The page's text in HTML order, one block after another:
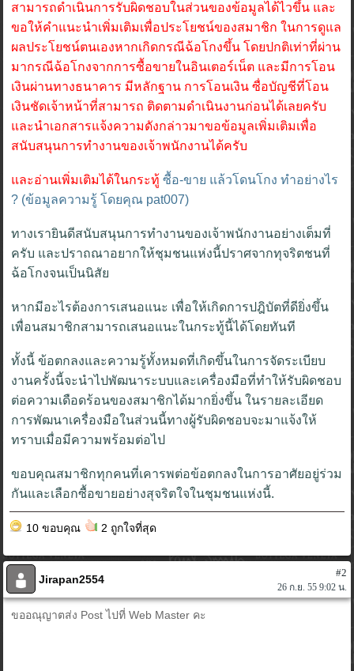
สามารถดำเนินการรับผิดชอบในส่วนของข้อมูลได้ไวขึ้น และ
ขอให้คำแนะนำเพิ่มเติมเพื่อประโยชน์ของสมาชิก ในการดูแล
ผลประโยชน์ตนเองหากเกิดกรณีฉ้อโกงขึ้น โดยปกติเท่าที่ผ่าน
มากรณีฉ้อโกงจากการซื้อขายในอินเตอร์เน็ต และมีการโอน
เงินผ่านทางธนาคาร มีหลักฐาน การโอนเงิน ซื่อบัญชีที่โอน
เงินชัดเจ้าหน้าที่สามารถ ติดตามดำเนินงานก่อนได้เลยครับ
และนำเอกสารแจ้งความดังกล่าวมาขอข้อมูลเพิ่มเติมเพื่อ
สนับสนุนการทำงานของเจ้าพนักงานได้ครับ
และอ่านเพิ่มเติมได้ในกระทู้ซื้อ-ขาย แล้วโดนโกง ทำอย่างไร
? (ข้อมูลความรู้ โดยคุณ pat007)
ทางเรายินดีสนับสนุนการทำงานของเจ้าพนักงานอย่างเต็มที่
ครับ และปราถณาอยากให้ชุมชนแห่งนี้ปราศจากทุจริตชนที่
ฉ้อโกงจนเป็นนิสัย
หากมีอะไรต้องการเสนอแนะ เพื่อให้เกิดการปฎิบัตที่ดียิ่งขึ้น
เพื่อนสมาชิกสามารถเสนอแนะในกระทู้นี้ได้โดยทันที
ทั้งนี้ ข้อตกลงและความรู้ทั้งหมดที่เกิดขึ้นในการจัดระเบียบ
งานครั้งนี้จะนำไปพัฒนาระบบและเครื่องมือที่ทำให้รับผิดชอบ
ต่อความเดือดร้อนของสมาชิกได้มากยิ่งขึ้น ในรายละเอียด
การพัฒนาเครื่องมือในส่วนนี้ทางผู้รับผิดชอบจะมาแจ้งให้
ทราบเมื่อมีความพร้อมต่อไป
ขอบคุณสมาชิกทุกคนที่เคารพต่อข้อตกลงในการอาศัยอยู่ร่วม
กันและเลือกซื้อขายอย่างสุจริตใจในชุมชนแห่งนี้.
10 ขอบคุณ 2 ถูกใจที่สุด
Jirapan2554
#2
26 ก.ย. 55 9:02 น.
ขออณุญาตส่ง Post ไปที่ Web Master คะ